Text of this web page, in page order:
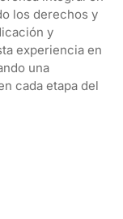
y
experiencia en
una
cada etapa del